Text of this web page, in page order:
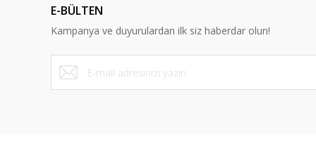
Ürün bilgilerinde hatalar bulunuyor.
Ürün fiyatı diğer sitelerden daha pahalı.
Bu ürüne benzer farklı alternatifler olmalı.
E-BÜLTEN
Kampanya ve duyurulardan ilk siz haberdar olun!